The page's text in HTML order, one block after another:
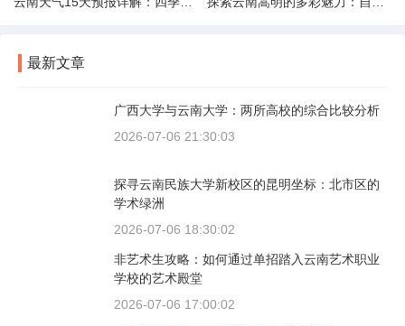
最新文章
广西大学与云南大学：两所高校的综合比较分析
2026-07-06 21:30:03
探寻云南民族大学新校区的昆明坐标：北市区的
学术绿洲
2026-07-06 18:30:02
非艺术生攻略：如何通过单招踏入云南艺术职业
学校的艺术殿堂
2026-07-06 17:00:02